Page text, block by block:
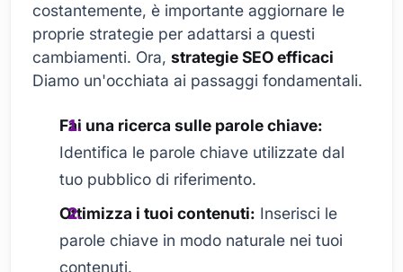
costantemente, è importante aggiornare le
proprie strategie per adattarsi a questi
cambiamenti. Ora, strategie SEO efficaci
Diamo un'occhiata ai passaggi fondamentali.
Fai una ricerca sulle parole chiave:
Identifica le parole chiave utilizzate dal
tuo pubblico di riferimento.
Ottimizza i tuoi contenuti: Inserisci le
parole chiave in modo naturale nei tuoi
contenuti.